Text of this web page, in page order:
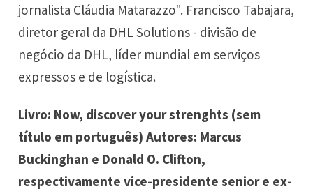
jornalista Cláudia Matarazzo". Francisco Tabajara,
diretor geral da DHL Solutions - divisão de
negócio da DHL, líder mundial em serviços
expressos e de logística.
Livro: Now, discover your strenghts (sem
título em português) Autores: Marcus
Buckinghan e Donald O. Clifton,
respectivamente vice-presidente senior e ex-